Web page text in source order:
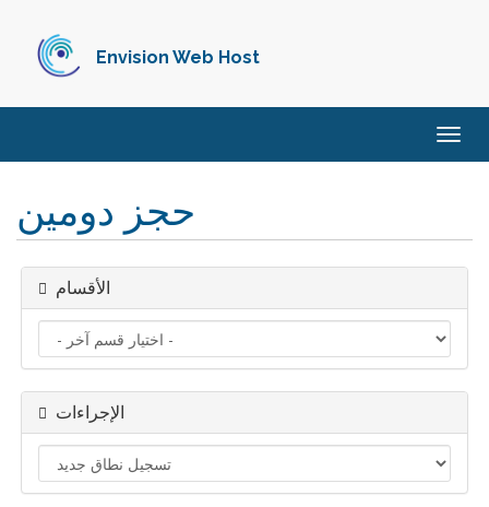
Envision Web Host
تبديل
التنقل
حجز دومين
الأقسام
الإجراءات